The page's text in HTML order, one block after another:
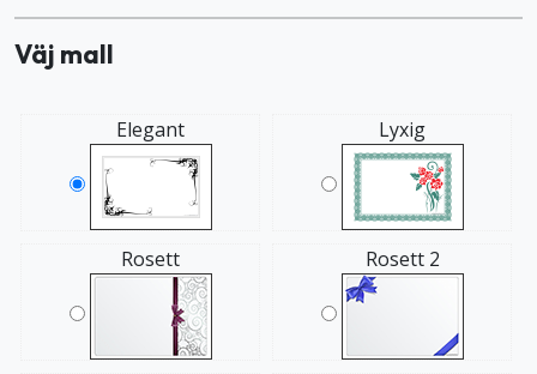
Väj mall
Elegant Lyxig
Rosett Rosett 2